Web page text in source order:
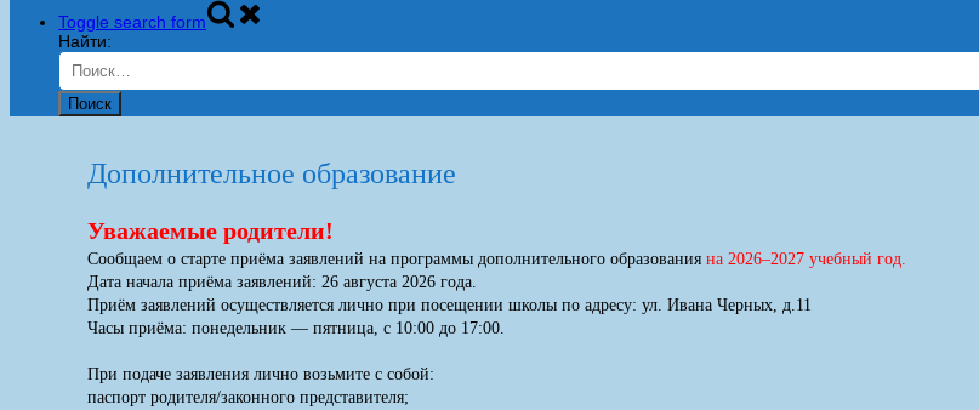
Toggle search form
Найти:
Дополнительное образование
Уважаемые родители!
Сообщаем о старте приёма заявлений на программы дополнительного образования на 2026–2027 учебный год.
Дата начала приёма заявлений: 26 августа 2026 года.
Приём заявлений осуществляется лично при посещении школы по адресу: ул. Ивана Черных, д.11
Часы приёма: понедельник — пятница, с 10:00 до 17:00.
При подаче заявления лично возьмите с собой:
паспорт родителя/законного представителя;